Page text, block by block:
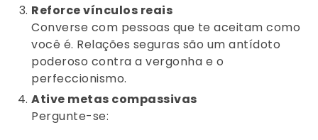
Reforce vínculos reais
Converse com pessoas que te aceitam como
você é. Relações seguras são um antídoto
poderoso contra a vergonha e o
perfeccionismo.
Ative metas compassivas
Pergunte-se: